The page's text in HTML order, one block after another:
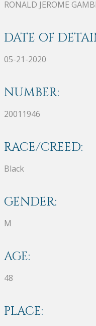
RONALD JEROME
DATE OF
05-21-2020
NUMBER:
20011946
RACE/CREED:
Black
GENDER:
M
AGE:
48
PLACE: